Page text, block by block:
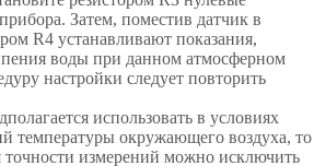
прибора. Затем, поместив датчик в
R4 устанавливают показания,
воды при данном атмосферном
настройки следует повторить
использовать в условиях
температуры окружающего воздуха, то
точности измерений можно исключить